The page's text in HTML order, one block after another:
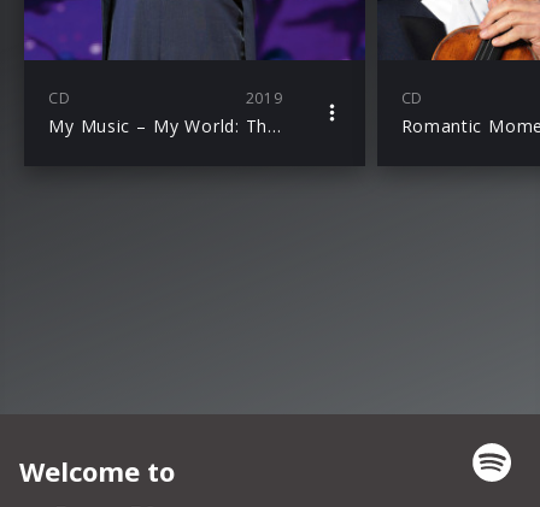
CD 2019
My Music – My World: The Very Best Of
CD
Romantic